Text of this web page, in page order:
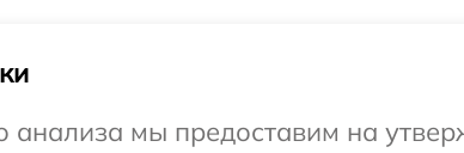
анализа мы предоставим на